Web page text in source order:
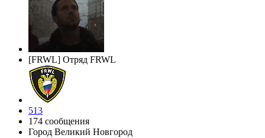
[FRWL] Отряд FRWL
513
174 сообщения
Город Великий Новгород